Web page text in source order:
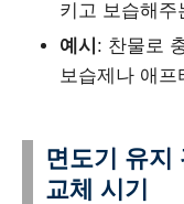
키고 보습해주
예시 : 찬물로
보습제나 애
면도기 유지
교체 시기